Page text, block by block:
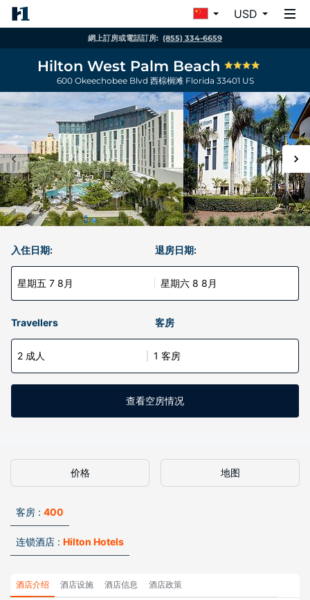
USD
網上訂房或電話訂房: (855) 334-6659
Hilton West Palm Beach
600 Okeechobee Blvd 西棕榈滩 Florida 33401 US
入住日期:
星期五 7 8月
退房日期:
星期六 8 8月
Travellers 客房
2 成人 1 客房
查看空房情况
价格 地图
客房 : 400
连锁酒店 : Hilton Hotels
酒店介绍 酒店设施 酒店信息 酒店政策